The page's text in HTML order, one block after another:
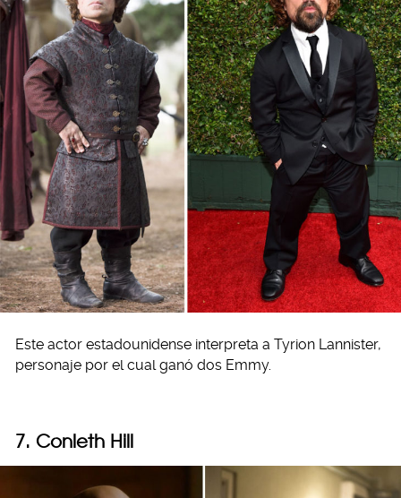
Este actor estadounidense interpreta a Tyrion Lannister,
personaje por el cual ganó dos Emmy.
7. Conleth Hill